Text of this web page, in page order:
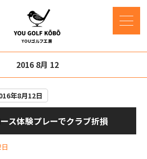
2016 8月 12
年8月12日
ス体験プレーでクラブ折損